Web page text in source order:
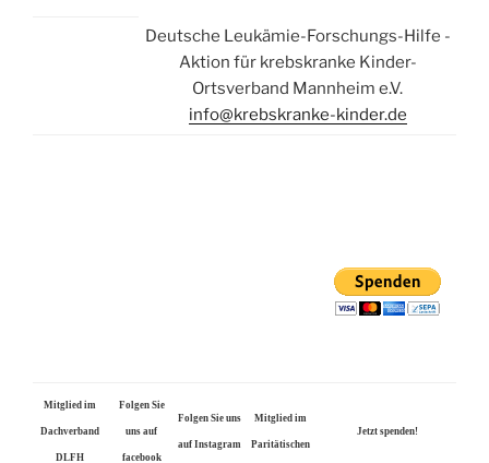
Deutsche Leukämie-Forschungs-Hilfe -
Aktion für krebskranke Kinder-
Ortsverband Mannheim e.V.
info@krebskranke-kinder.de
Mitglied im
Dachverband
DLFH
Folgen Sie
uns auf
facebook
Folgen Sie uns
auf Instagram
Mitglied im
Paritätischen
Jetzt spenden!